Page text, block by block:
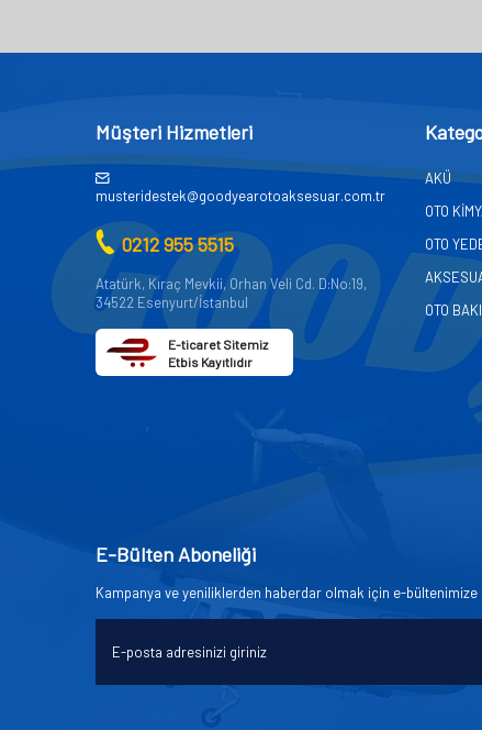
Müşteri Hizmetleri
musteridestek@goodyearotoaksesuar.com.tr
0212 955 5515
Atatürk, Kıraç Mevkii, Orhan Veli Cd. D:No:19,
34522 Esenyurt/İstanbul
E-ticaret Sitemiz
Etbis Kayıtlıdır
AKÜ
OTO
OTO
OTO
E-Bülten Aboneliği
Kampanya ve yeniliklerden haberdar olmak için e-bültenimize